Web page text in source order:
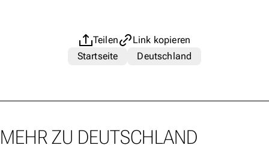
Teilen
Link kopieren
Startseite
Deutschland
MEHR ZU DEUTSCHLAND